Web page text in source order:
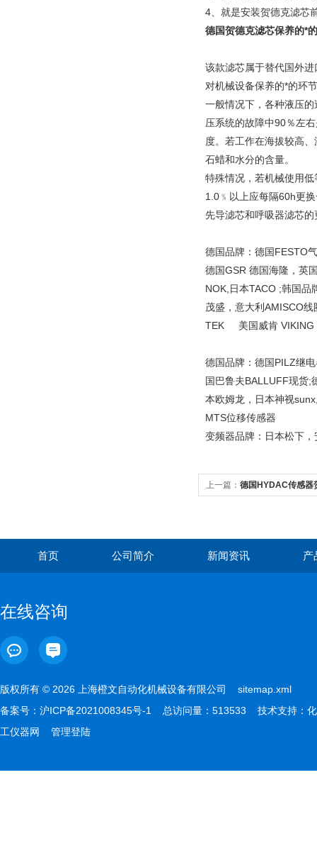
4、就是安装贺德克滤芯
德国贺德克滤芯保养的*
该款滤芯属于替代国外
对机械设备保养的*的环
一般情况下，各种液压
压系统的故障中90％左
度。若工作在海拔较高
石蜡和水分的含量。
特殊情况，若机械使用
1.0﹪以上应每隔60h更
先导滤芯和呼吸器滤芯
德国品牌：德国FESTO
德国GSR 德国海隆，英
NOK,日本TACO ;韩国品
茂盛，意大利AMISCO
TEK 美国威肯 VIKING
德国品牌：德国PILZ继
国巴鲁夫BALLUFF现货;
本欧姆龙，日本神视
MTS位移传感器
变频器品牌：日本松下
上一篇： 德国HYDAC传感器
首页 公司简介 新闻资讯 产
在线咨询
版权所有 © 2026 上海橙文自动化机械设备有限公司 sitemap.xml
备案号： 沪ICP备2021008345号-1 总访问量：513533 技术支持： 化
工仪器网
管理登陆